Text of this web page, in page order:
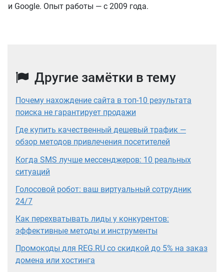
и Google. Опыт работы — с 2009 года.
Другие замётки в тему
Почему нахождение сайта в топ-10 результата
поиска не гарантирует продажи
Где купить качественный дешевый трафик —
обзор методов привлечения посетителей
Когда SMS лучше мессенджеров: 10 реальных
ситуаций
Голосовой робот: ваш виртуальный сотрудник
24/7
Как перехватывать лиды у конкурентов:
эффективные методы и инструменты
Промокоды для REG.RU со скидкой до 5% на заказ
домена или хостинга